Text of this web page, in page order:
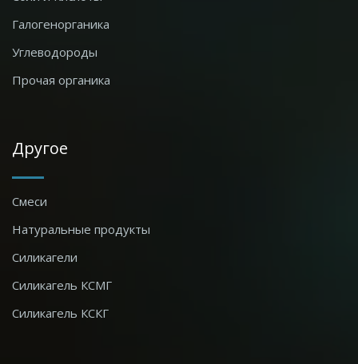
Галогенорганика
Углеводороды
Прочая органика
Другое
Смеси
Натуральные продукты
Силикагели
Силикагель КСМГ
Силикагель КСКГ